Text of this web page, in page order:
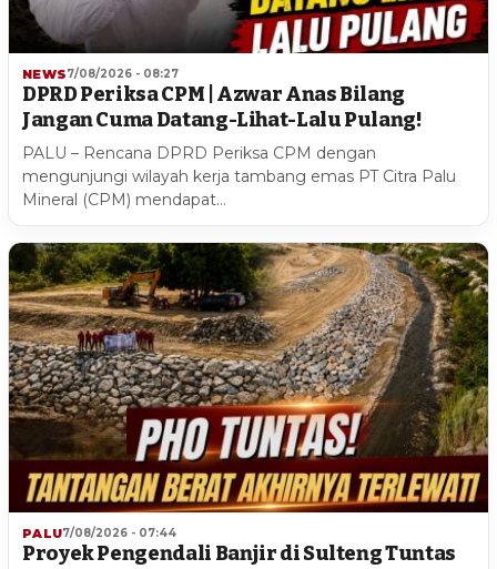
NEWS7/08/2026 - 08:27
DPRD Periksa CPM | Azwar Anas Bilang
Jangan Cuma Datang-Lihat-Lalu Pulang!
PALU – Rencana DPRD Periksa CPM dengan
mengunjungi wilayah kerja tambang emas PT Citra Palu
Mineral (CPM) mendapat…
PALU7/08/2026 - 07:44
Proyek Pengendali Banjir di Sulteng Tuntas